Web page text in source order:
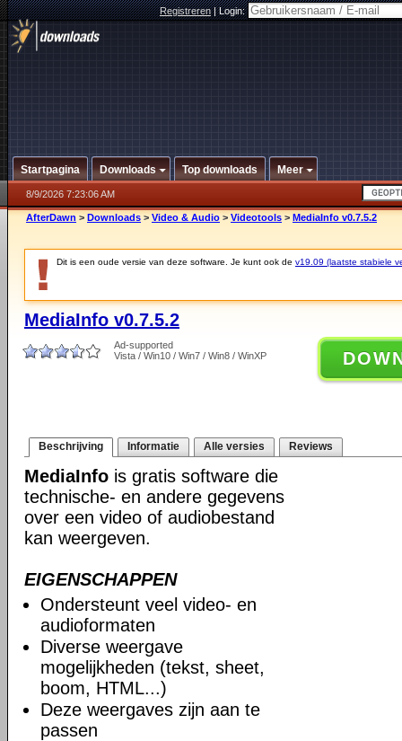
Registreren|Login:
Startpagina Downloads Top downloads Meer
8/9/2026 7:23:06 AM
AfterDawn > Downloads > Video & Audio > Videotools > MediaInfo v0.7.5.2
Dit is een oude versie van deze software. Je kunt ook de v19.09 (laatste stabiele
MediaInfo v0.7.5.2
Ad-supported
Vista / Win10 / Win7 / Win8 / WinXP
Beschrijving Informatie Alle versies Reviews
MediaInfo is gratis software die
technische- en andere gegevens
over een video of audiobestand
kan weergeven.
EIGENSCHAPPEN
Ondersteunt veel video- en
audioformaten
Diverse weergave
mogelijkheden (tekst, sheet,
boom, HTML...)
Deze weergaves zijn aan te
passen